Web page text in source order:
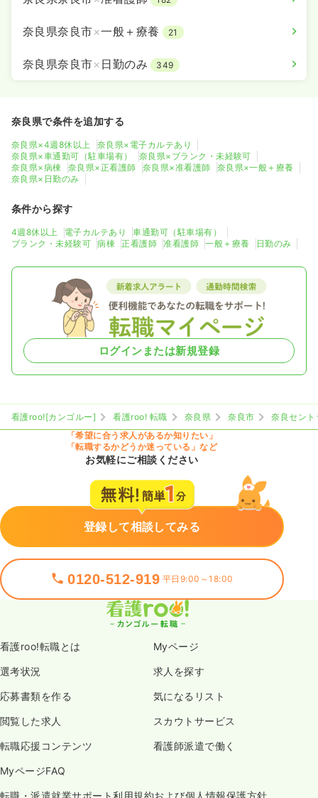
奈良県奈良市×一般＋療養 21
奈良県奈良市× 日勤のみ 349
奈良県で条件を追加する
奈良県×4週8休以上
奈良県×電子カルテあり
奈良県×車通勤可（駐車場有）
奈良県×ブランク・未経験可
奈良県×病棟
奈良県×正看護師 奈良県×准看護師
奈良県×一般＋療養
奈良県×日勤のみ
条件から探す
4週8休以上 電子カルテあり
車通勤可（駐車場有）
ブランク・未経験可
病棟 正看護師 准看護師 一般＋療養 日勤のみ
ログインまたは新規登録
看護roo![カンゴルー] 看護roo! 転職 奈良県 奈良市
奈良セン
「希望に合う求人があるか知りたい」
「転職するかどうか迷っている」など
お気軽にご相談ください
登録して相談してみる
0120-512-919 平日9:00～18:00
看護roo!転職とは Myページ
選考状況 求人を探す
応募書類を作る 気になるリスト
閲覧した求人 スカウトサービス
転職応援コンテンツ 看護師派遣で働く
MyページFAQ